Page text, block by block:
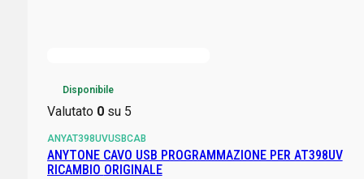
Disponibile
Valutato 0su 5
ANYAT398UVUSBCAB
ANYTONE CAVO USB PROGRAMMAZIONE PER AT398UV
RICAMBIO ORIGINALE